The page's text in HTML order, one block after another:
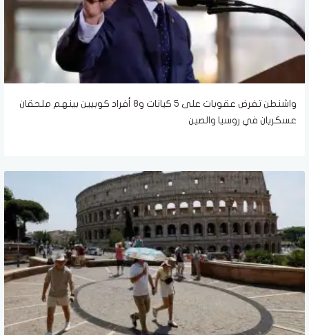
واشنطن تفرض عقوبات على 5 كيانات و8 أفراد كوبيين بينهم ملحقان
عسكريان في روسيا والصين